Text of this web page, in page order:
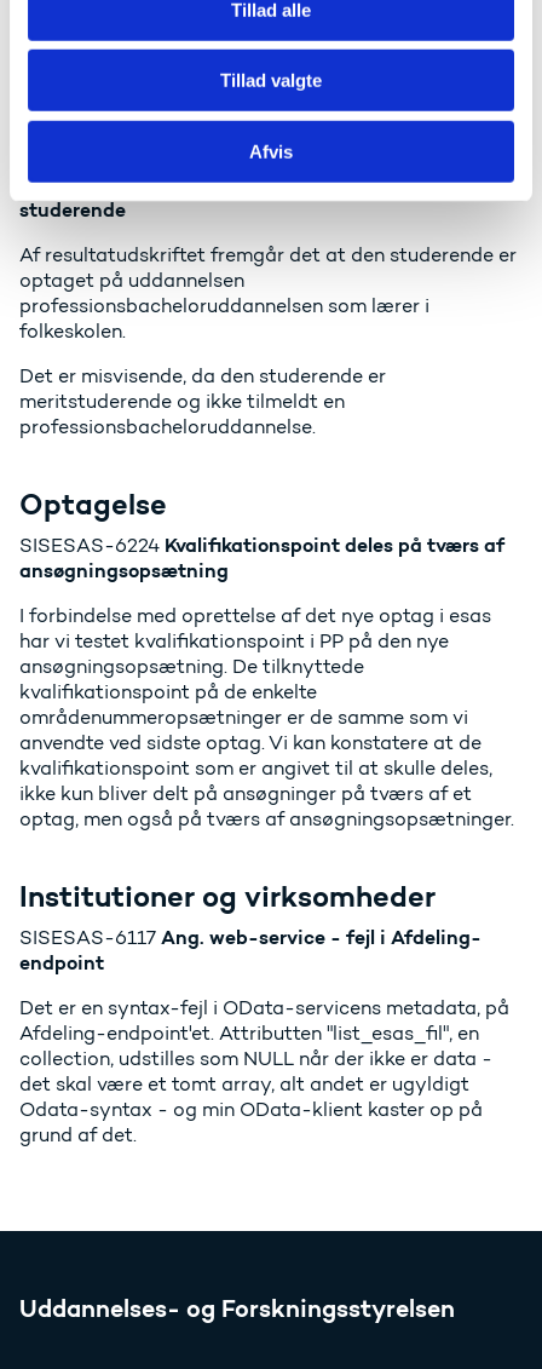
Tillad alle
Tillad valgte
Afvis
Kan ikke få oprettet guer på 2 nye studerende. Jeg får
et introforløb, men jeg ved ikke hvordan og hvornår. Vi
har tjekket at de studerende har de rigtige afdelinger,
aktivitetudbud, institution og strukturmodel.
SISESAS-6161Oplysninger på resultatudskrift på ÅU
studerende
Af resultatudskriftet fremgår det at den studerende er
optaget på uddannelsen
professionsbacheloruddannelsen som lærer i
folkeskolen.
Det er misvisende, da den studerende er
meritstuderende og ikke tilmeldt en
professionsbacheloruddannelse.
Optagelse
SISESAS-6224 Kvalifikationspoint deles på tværs af
ansøgningsopsætning
I forbindelse med oprettelse af det nye optag i esas
har vi testet kvalifikationspoint i PP på den nye
ansøgningsopsætning. De tilknyttede
kvalifikationspoint på de enkelte
områdenummeropsætninger er de samme som vi
anvendte ved sidste optag. Vi kan konstatere at de
kvalifikationspoint som er angivet til at skulle deles,
ikke kun bliver delt på ansøgninger på tværs af et
optag, men også på tværs af ansøgningsopsætninger.
Institutioner og virksomheder
SISESAS-6117 Ang. web-service - fejl i Afdeling-
endpoint
Det er en syntax-fejl i OData-servicens metadata, på
Afdeling-endpoint'et. Attributten "list_esas_fil", en
collection, udstilles som NULL når der ikke er data -
det skal være et tomt array, alt andet er ugyldigt
Odata-syntax - og min OData-klient kaster op på
grund af det.
Uddannelses- og Forskningsstyrelsen